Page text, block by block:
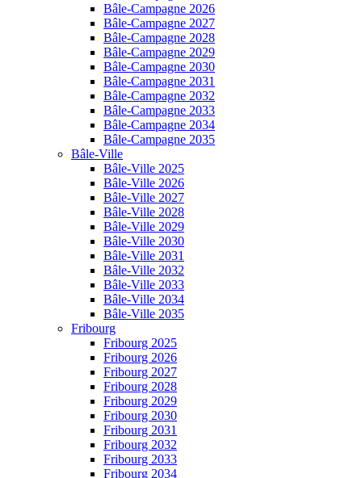
Bâle-Campagne 2026
Bâle-Campagne 2027
Bâle-Campagne 2028
Bâle-Campagne 2029
Bâle-Campagne 2030
Bâle-Campagne 2031
Bâle-Campagne 2032
Bâle-Campagne 2033
Bâle-Campagne 2034
Bâle-Campagne 2035
Bâle-Ville
Bâle-Ville 2025
Bâle-Ville 2026
Bâle-Ville 2027
Bâle-Ville 2028
Bâle-Ville 2029
Bâle-Ville 2030
Bâle-Ville 2031
Bâle-Ville 2032
Bâle-Ville 2033
Bâle-Ville 2034
Bâle-Ville 2035
Fribourg
Fribourg 2025
Fribourg 2026
Fribourg 2027
Fribourg 2028
Fribourg 2029
Fribourg 2030
Fribourg 2031
Fribourg 2032
Fribourg 2033
Fribourg 2034